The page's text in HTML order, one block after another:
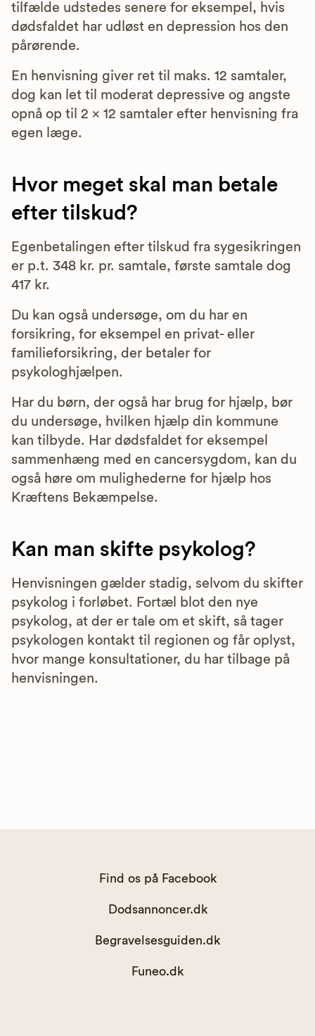
tilfælde udstedes senere for eksempel, hvis
dødsfaldet har udløst en depression hos den
pårørende.
En henvisning giver ret til maks. 12 samtaler,
dog kan let til moderat depressive og angste
opnå op til 2 x 12 samtaler efter henvisning fra
egen læge.
Hvor meget skal man betale
efter tilskud?
Egenbetalingen efter tilskud fra sygesikringen
er p.t. 348 kr. pr. samtale, første samtale dog
417 kr.
Du kan også undersøge, om du har en
forsikring, for eksempel en privat- eller
familieforsikring, der betaler for
psykologhjælpen.
Har du børn, der også har brug for hjælp, bør
du undersøge, hvilken hjælp din kommune
kan tilbyde. Har dødsfaldet for eksempel
sammenhæng med en cancersygdom, kan du
også høre om mulighederne for hjælp hos
Kræftens Bekæmpelse.
Kan man skifte psykolog?
Henvisningen gælder stadig, selvom du skifter
psykolog i forløbet. Fortæl blot den nye
psykolog, at der er tale om et skift, så tager
psykologen kontakt til regionen og får oplyst,
hvor mange konsultationer, du har tilbage på
henvisningen.
Find os på Facebook
Dodsannoncer.dk
Begravelsesguiden.dk
Funeo.dk